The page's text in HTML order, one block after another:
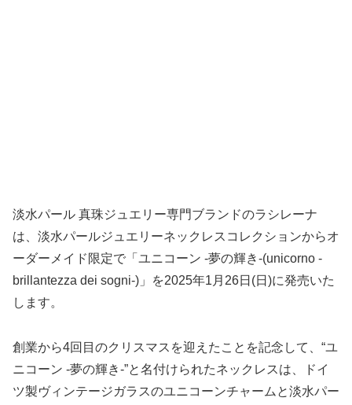
淡水パール 真珠ジュエリー専門ブランドのラシレーナ
は、淡水パールジュエリーネックレスコレクションからオ
ーダーメイド限定で「ユニコーン -夢の輝き-(unicorno -
brillantezza dei sogni-)」を2025年1月26日(日)に発売いた
します。
創業から4回目のクリスマスを迎えたことを記念して、“ユ
ニコーン -夢の輝き-”と名付けられたネックレスは、ドイ
ツ製ヴィンテージガラスのユニコーンチャームと淡水パー